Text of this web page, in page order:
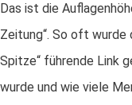
Das ist die
Zeitung“. So oft wurde
Spitze“ führende Link
wurde und wie viele